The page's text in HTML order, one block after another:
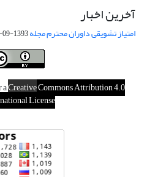
آخرین اخبار
امتیاز تشویقی داوران محترم مجله1393-09-01
CreativeCommons Attribution 4.0
License